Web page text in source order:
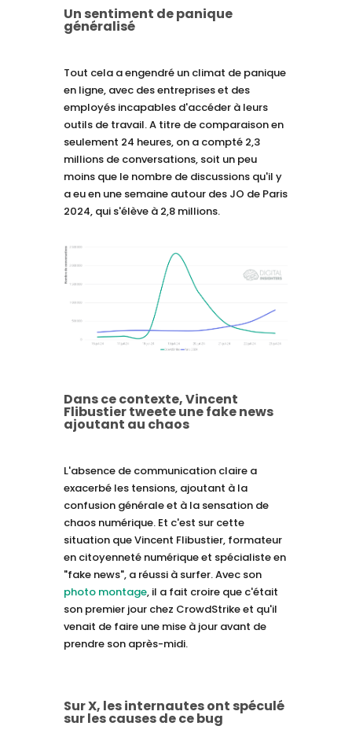
Un sentiment de panique
généralisé
Tout cela a engendré un climat de panique
en ligne, avec des entreprises et des
employés incapables d'accéder à leurs
outils de travail. A titre de comparaison en
seulement 24 heures, on a compté 2,3
millions de conversations, soit un peu
moins que le nombre de discussions qu'il y
a eu en une semaine autour des JO de Paris
2024, qui s'élève à 2,8 millions.
Dans ce contexte, Vincent
Flibustier tweete une fake news
ajoutant au chaos
L'absence de communication claire a
exacerbé les tensions, ajoutant à la
confusion générale et à la sensation de
chaos numérique. Et c'est sur cette
situation que Vincent Flibustier, formateur
en citoyenneté numérique et spécialiste en
"fake news", a réussi à surfer. Avec son
photo montage, il a fait croire que c'était
son premier jour chez CrowdStrike et qu'il
venait de faire une mise à jour avant de
prendre son après-midi.
Sur X, les internautes ont spéculé
sur les causes de ce bug